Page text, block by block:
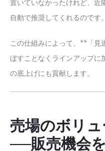
置いていなかったけれど、近
自動で推奨してくれるのです。
この仕組みによって、**「見
ぼすことなくラインアップに
の底上げにも貢献します。
売場のボリ
──販売機会